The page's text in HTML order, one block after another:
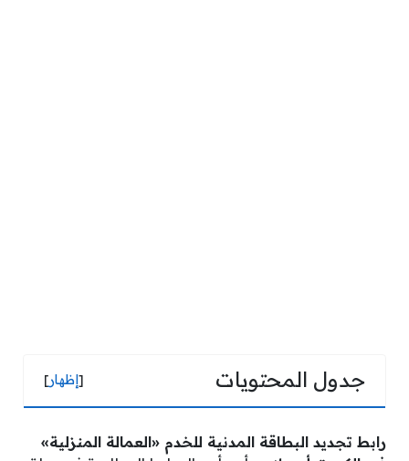
جدول المحتويات [إظهار]
رابط تجديد البطاقة المدنية للخدم «العمالة المنزلية»